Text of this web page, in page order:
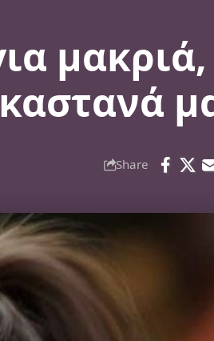
μακριά,
Share